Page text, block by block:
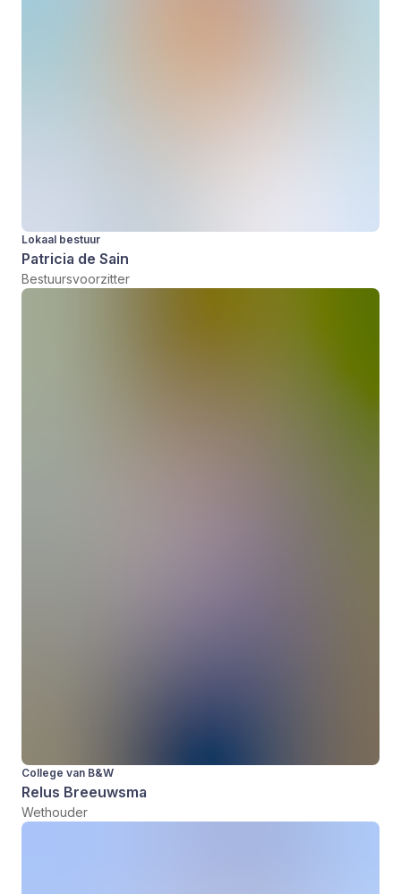
Lokaal bestuur
Patricia de Sain
Bestuursvoorzitter
College van B&W
Relus Breeuwsma
Wethouder